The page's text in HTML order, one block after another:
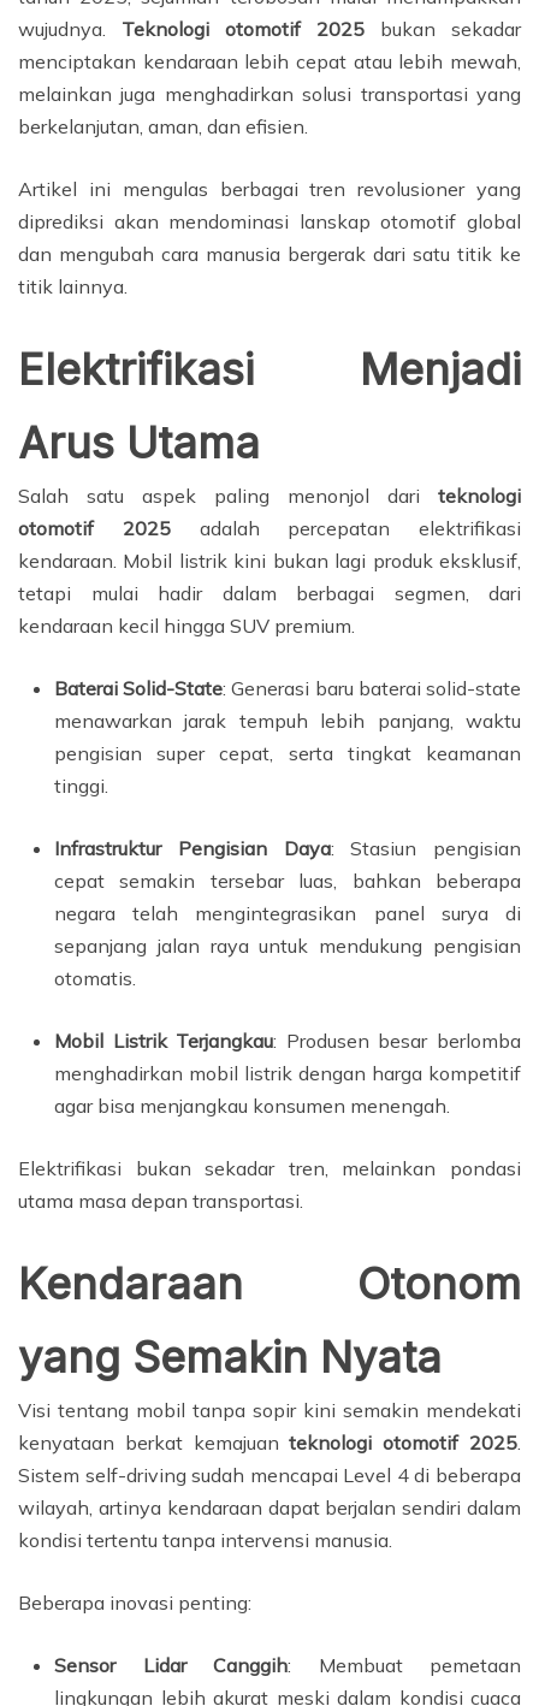
wujudnya. Teknologi otomotif 2025 bukan sekadar
menciptakan kendaraan lebih cepat atau lebih mewah,
melainkan juga menghadirkan solusi transportasi yang
berkelanjutan, aman, dan efisien.
Artikel ini mengulas berbagai tren revolusioner yang
diprediksi akan mendominasi lanskap otomotif global
dan mengubah cara manusia bergerak dari satu titik ke
titik lainnya.
Elektrifikasi Menjadi
Arus Utama
Salah satu aspek paling menonjol dari teknologi
otomotif 2025adalah percepatan elektrifikasi
kendaraan. Mobil listrik kini bukan lagi produk eksklusif,
tetapi mulai hadir dalam berbagai segmen, dari
kendaraan kecil hingga SUV premium.
Baterai Solid-State: Generasi baru baterai solid-state
menawarkan jarak tempuh lebih panjang, waktu
pengisian super cepat, serta tingkat keamanan
tinggi.
Infrastruktur Pengisian Daya: Stasiun pengisian
cepat semakin tersebar luas, bahkan beberapa
negara telah mengintegrasikan panel surya di
sepanjang jalan raya untuk mendukung pengisian
otomatis.
Mobil Listrik Terjangkau: Produsen besar berlomba
menghadirkan mobil listrik dengan harga kompetitif
agar bisa menjangkau konsumen menengah.
Elektrifikasi bukan sekadar tren, melainkan pondasi
utama masa depan transportasi.
Kendaraan Otonom
yang Semakin Nyata
Visi tentang mobil tanpa sopir kini semakin mendekati
kenyataan berkat kemajuanteknologi otomotif 2025.
Sistem self-driving sudah mencapai Level 4 di beberapa
wilayah, artinya kendaraan dapat berjalan sendiri dalam
kondisi tertentu tanpa intervensi manusia.
Beberapa inovasi penting:
Sensor Lidar Canggih: Membuat pemetaan
lingkungan lebih akurat meski dalam kondisi cuaca